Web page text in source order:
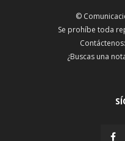
©
Se prohíbe toda
Contáctenos:
¿Buscas una